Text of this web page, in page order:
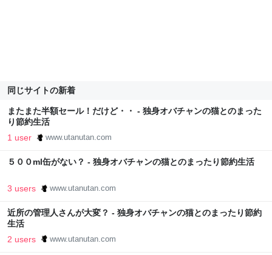
同じサイトの新着
またまた半額セール！だけど・・ - 独身オバチャンの猫とのまった
り節約生活
1 user www.utanutan.com
５００ml缶がない？ - 独身オバチャンの猫とのまったり節約生活
3 users www.utanutan.com
近所の管理人さんが大変？ - 独身オバチャンの猫とのまったり節約
生活
2 users www.utanutan.com